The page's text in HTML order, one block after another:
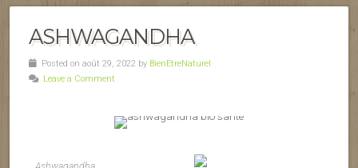
ASHWAGANDHA
Posted on août 29, 2022 by BienEtreNaturel
Leave a Comment